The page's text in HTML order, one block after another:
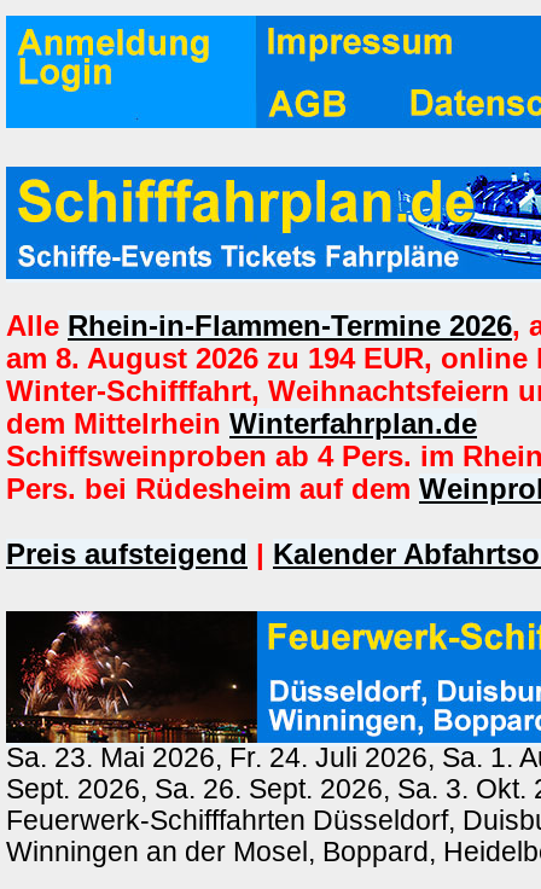
Alle Rhein-in-Flammen-Termine 2026,
am 8. August 2026 zu 194 EUR, online
Winter-Schifffahrt, Weihnachtsfeiern
dem Mittelrhein Winterfahrplan.de
Schiffsweinproben ab 4 Pers. im
Pers. bei Rüdesheim auf dem
Preis aufsteigend | Kalender
Sa. 23. Mai 2026, Fr. 24. Juli 2026, Sa. 1.
Sept. 2026, Sa. 26. Sept. 2026, Sa. 3. Okt.
Feuerwerk-Schifffahrten Düsseldorf,
Winningen an der Mosel, Boppard,